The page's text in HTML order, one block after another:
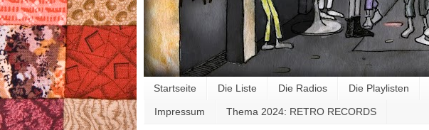
Startseite Die Liste Die Radios Die Playlisten
Impressum Thema 2024: RETRO RECORDS